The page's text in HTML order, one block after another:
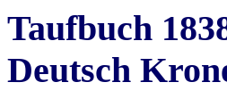
Taufbuch
Deutsch